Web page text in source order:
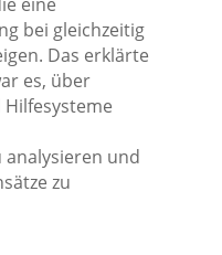
eine
bei gleichzeitig
Das erklärte
es, über
analysieren und
zu